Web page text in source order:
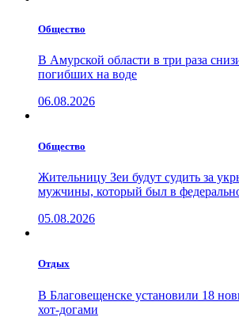
Общество
В Амурской области в три раза
погибших на воде
06.08.2026
Общество
Жительницу Зеи будут судить за
мужчины, который был в
05.08.2026
Отдых
В Благовещенске установили 18
хот-догами